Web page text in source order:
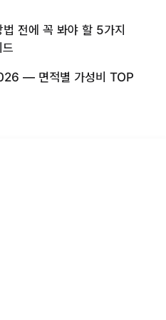
전에 꼭 봐야 할 5가지
— 면적별 가성비 TOP